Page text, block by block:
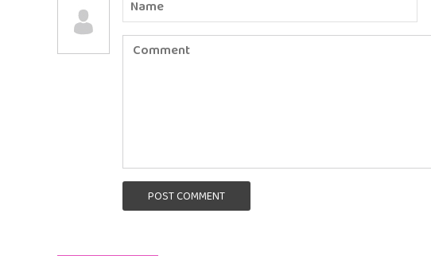
POST COMMENT